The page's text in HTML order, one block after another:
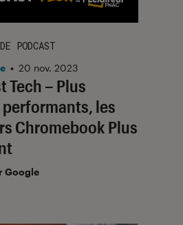
Tech – Plus
les
Chromebook Plus
PODCAST
• 20 nov. 2023
Google